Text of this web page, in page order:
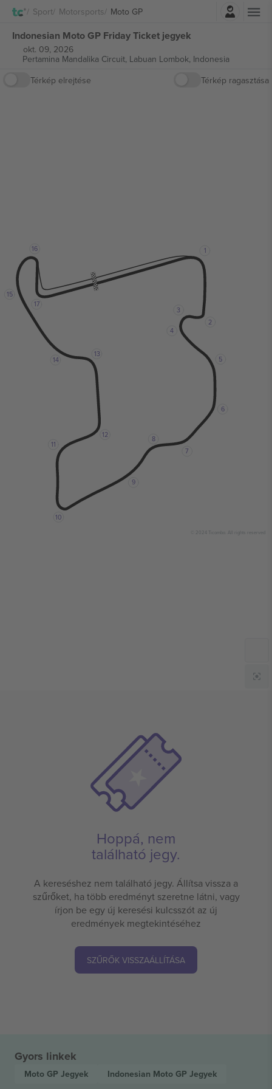
Sport Motorsports Moto GP
Indonesian Moto GP Friday Ticket jegyek
okt. 09, 2026
Pertamina Mandalika Circuit, Labuan Lombok, Indonesia
Térkép elrejtése
Térkép ragasztása
1
2
3
4
5
6
7
8
9
10
11
12
13
14
15
16
17
© 2024 Ticombo. All rights reserved
Hoppá, nem
található jegy.
A kereséshez nem található jegy. Állítsa vissza a
szűrőket, ha több eredményt szeretne látni, vagy
írjon be egy új keresési kulcsszót az új
eredmények megtekintéséhez
SZŰRŐK VISSZAÁLLÍTÁSA
Gyors linkek
Moto GP Jegyek Indonesian Moto GP Jegyek